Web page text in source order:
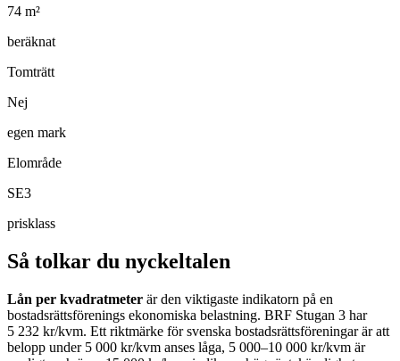
74 m²
beräknat
Tomträtt
Nej
egen mark
Elområde
SE3
prisklass
Så tolkar du nyckeltalen
Lån per kvadratmeter är den viktigaste indikatorn på en
bostadsrättsförenings ekonomiska belastning. BRF Stugan 3 har
5 232 kr/kvm. Ett riktmärke för svenska bostadsrättsföreningar är att
belopp under 5 000 kr/kvm anses låga, 5 000–10 000 kr/kvm är